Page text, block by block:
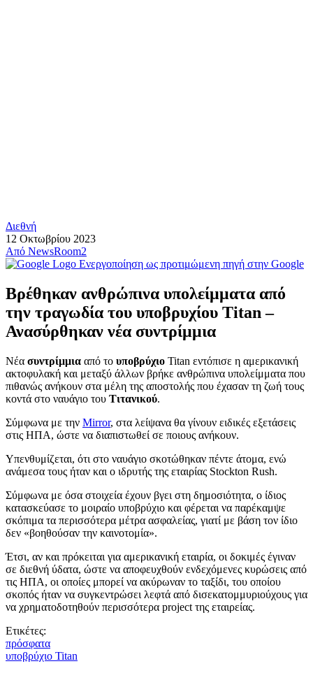
Διεθνή
12 Οκτωβρίου 2023
Από NewsRoom2
Ενεργοποίηση ως προτιμώμενη πηγή στην Google
Βρέθηκαν ανθρώπινα υπολείμματα από
την τραγωδία του υποβρυχίου Titan –
Ανασύρθηκαν νέα συντρίμμια
Νέα συντρίμμια από το υποβρύχιο Titan εντόπισε η αμερικανική
ακτοφυλακή και μεταξύ άλλων βρήκε ανθρώπινα υπολείμματα που
πιθανώς ανήκουν στα μέλη της αποστολής που έχασαν τη ζωή τους
κοντά στο ναυάγιο του Τιτανικού.
Σύμφωνα με την Mirror, στα λείψανα θα γίνουν ειδικές εξετάσεις
στις ΗΠΑ, ώστε να διαπιστωθεί σε ποιους ανήκουν.
Υπενθυμίζεται, ότι στο ναυάγιο σκοτώθηκαν πέντε άτομα, ενώ
ανάμεσα τους ήταν και ο ιδρυτής της εταιρίας Stockton Rush.
Σύμφωνα με όσα στοιχεία έχουν βγει στη δημοσιότητα, ο ίδιος
κατασκεύασε το μοιραίο υποβρύχιο και φέρεται να παρέκαμψε
σκόπιμα τα περισσότερα μέτρα ασφαλείας, γιατί με βάση τον ίδιο
δεν «βοηθούσαν την καινοτομία».
Έτσι, αν και πρόκειται για αμερικανική εταιρία, οι δοκιμές έγιναν
σε διεθνή ύδατα, ώστε να αποφευχθούν ενδεχόμενες κυρώσεις από
τις ΗΠΑ, οι οποίες μπορεί να ακύρωναν το ταξίδι, του οποίου
σκοπός ήταν να συγκεντρώσει λεφτά από δισεκατομμυριούχους για
να χρηματοδοτηθούν περισσότερα project της εταιρείας.
Ετικέτες:
πρόσφατα
υποβρύχιο Titan